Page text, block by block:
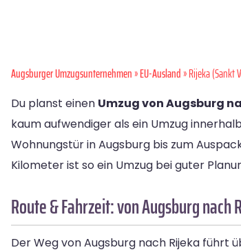
Augsburger Umzugsunternehmen»EU-Ausland» Rijeka (Sankt
Du planst einen Umzug von Augsburg
kaum aufwendiger als ein Umzug
Wohnungstür in Augsburg bis zum
Kilometer ist so ein Umzug bei guter
Route & Fahrzeit: von Augsburg nach
Der Weg von Augsburg nach Rijeka führt